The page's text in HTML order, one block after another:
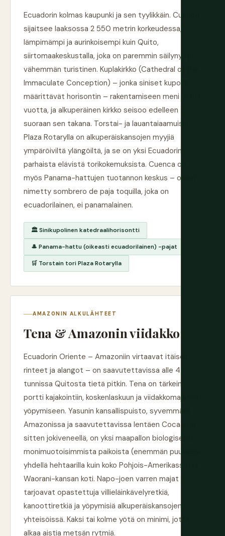
Ecuadorin kolmas kaupunki ja sen tyylikkäin. Cuenca
sijaitsee laaksossa 2 550 metrin korkeudessa,
lämpimämpi ja aurinkoisempi kuin Quito,
siirtomaakeskustalla, joka on paremmin säilynyt ja
vähemmän turistinen. Kuplakirkko (Cathedral of the
Immaculate Conception) – jonka siniset kupolit
määrittävät horisontin – rakentamiseen meni yli 90
vuotta, ja alkuperäinen kirkko seisoo edelleen
suoraan sen takana. Torstai- ja lauantaiaamuisin
Plaza Rotarylla on alkuperäiskansojen myyjiä
ympäröiviltä ylängöiltä, ja se on yksi Ecuadorin
parhaista elävistä torikokemuksista. Cuenca on
myös Panama-hattujen tuotannon keskus – oikein
nimetty sombrero de paja toquilla, joka on
ecuadorilainen, ei panamalainen.
🏛️ Sinikupolinen katedraalihorisontti
🎩 Panama-hattu (oikeasti ecuadorilainen) -pajat
🛒 Torstain tori Plaza Rotarylla
AMAZONIN ALKULÄHTEET
Tena & Amazonin viidakko
Ecuadorin Oriente – Amazoniin virtaavat itäiset
rinteet ja alangot – on saavutettavissa alle 4
tunnissa Quitosta tietä pitkin. Tena on tärkein
portti kajakointiin, koskenlaskuun ja viidakkomajassa
yöpymiseen. Yasunin kansallispuisto, syvemmällä
Amazonissa ja saavutettavissa lentäen Cocaan ja
sitten jokiveneellä, on yksi maapallon biologisesti
monimuotoisimmista paikoista (enemmän puulajeja
yhdellä hehtaarilla kuin koko Pohjois-Amerikassa) ja
Waorani-kansan koti. Napo-joen varren majat
tarjoavat opastettuja villieläinkävelyretkiä,
kanoottiretkiä ja yöpymisiä alkuperäiskansojen
yhteisöissä. Kaksi tai kolme yötä on minimi, jotta
alkaa aistia metsän rytmiä.